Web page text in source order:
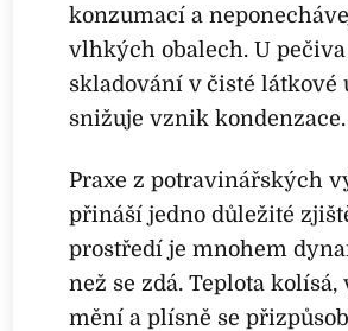
konzumací a
vlhkých obalech. U
skladování v čisté látkové
snižuje vznik kondenzace.
Praxe z potravinářských
přináší jedno důležité
prostředí je mnohem
než se zdá. Teplota kolísá,
mění a plísně se